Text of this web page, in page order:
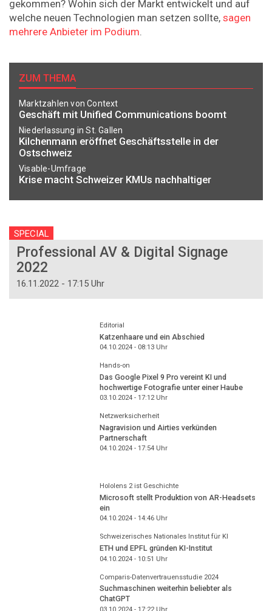
gekommen? Wohin sich der Markt entwickelt und auf
welche neuen Technologien man setzen sollte, sagen
mehrere Anbieter im Podium.
ZUM THEMA
Marktzahlen von Context
Geschäft mit Unified Communications boomt
Niederlassung in St. Gallen
Kilchenmann eröffnet Geschäftsstelle in der
Ostschweiz
Visable-Umfrage
Krise macht Schweizer KMUs nachhaltiger
SPECIAL
Professional AV & Digital Signage
2022
16.11.2022 - 17:15 Uhr
Editorial
Katzenhaare und ein Abschied
04.10.2024 - 08:13Uhr
Hands-on
Das Google Pixel 9 Pro vereint KI und
hochwertige Fotografie unter einer Haube
03.10.2024 - 17:12Uhr
Netzwerksicherheit
Nagravision und Airties verkünden
Partnerschaft
04.10.2024 - 17:54Uhr
Hololens 2 ist Geschichte
Microsoft stellt Produktion von AR-Headsets
ein
04.10.2024 - 14:46Uhr
Schweizerisches Nationales Institut für KI
ETH und EPFL gründen KI-Institut
04.10.2024 - 10:51 Uhr
Comparis-Datenvertrauensstudie 2024
Suchmaschinen weiterhin beliebter als
ChatGPT
03.10.2024 - 17:22Uhr